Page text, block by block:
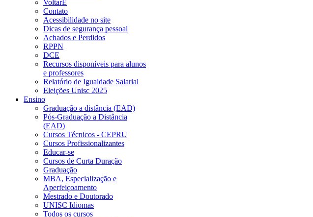
VoltarE
Contato
Acessibilidade no site
Dicas de segurança pessoal
Achados e Perdidos
RPPN
DCE
Recursos disponíveis para alunos
e professores
Relatório de Igualdade Salarial
Eleições Unisc 2025
Ensino
Graduação a distância (EAD)
Pós-Graduação a Distância
(EAD)
Cursos Técnicos - CEPRU
Cursos Profissionalizantes
Educar-se
Cursos de Curta Duração
Graduação
MBA, Especialização e
Aperfeiçoamento
Mestrado e Doutorado
UNISC Idiomas
Todos os cursos